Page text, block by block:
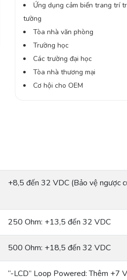
Ứng dụng cảm biến trang trí
tường
Tòa nhà văn phòng
Trường học
Các trường đại học
Tòa nhà thương mại
Cơ hội cho OEM
+8,5 đến 32 VDC (Bảo vệ ngược
250 Ohm: +13,5 đến 32 VDC
500 Ohm: +18,5 đến 32 VDC
“-LCD” Loop Powered: Thêm +7